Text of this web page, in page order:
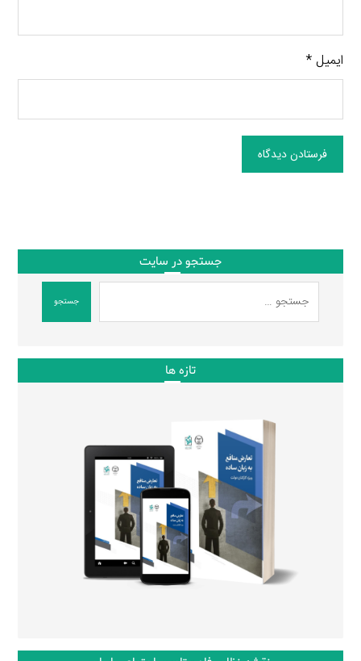
ایمیل*
فرستادن دیدگاه
جستجو در سایت
جستجو
تازه ها